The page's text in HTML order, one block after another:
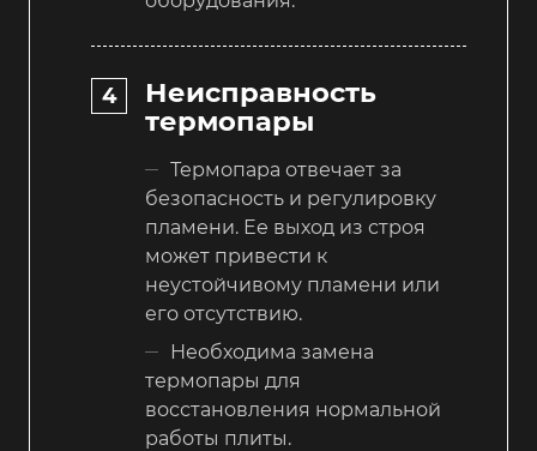
Неисправность
термопары
Термопара отвечает за
безопасность и регулировку
пламени. Ее выход из строя
может привести к
неустойчивому пламени или
его отсутствию.
Необходима замена
термопары для
восстановления нормальной
работы плиты.